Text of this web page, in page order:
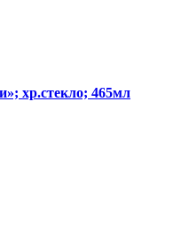
хр.стекло; 465мл